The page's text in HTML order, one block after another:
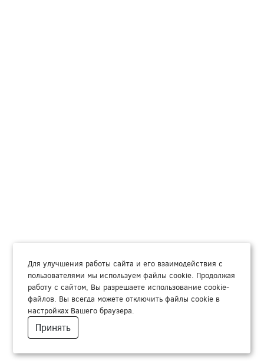
Для улучшения работы сайта и его взаимодействия с
пользователями мы используем файлы cookie. Продолжая
работу с сайтом, Вы разрешаете использование cookie-
файлов. Вы всегда можете отключить файлы cookie в
настройках Вашего браузера.
Принять